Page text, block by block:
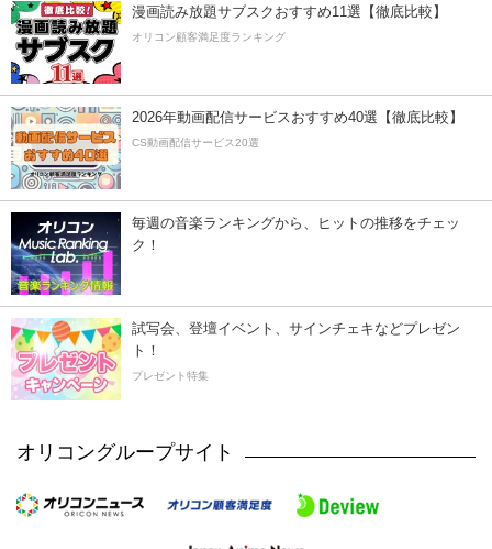
漫画読み放題サブスクおすすめ11選【徹底比較】
オリコン顧客満足度ランキング
2026年動画配信サービスおすすめ40選【徹底比較】
CS動画配信サービス20選
毎週の音楽ランキングから、ヒットの推移をチェッ
ク！
試写会、登壇イベント、サインチェキなどプレゼン
ト！
プレゼント特集
オリコングループサイト